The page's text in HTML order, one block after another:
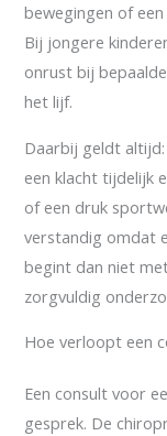
bewegingen of
Bij jongere
onrust bij
het lijf.
Daarbij geldt
een klacht tijdelijk
of een druk
verstandig omdat
begint dan niet
zorgvuldig
Hoe verloopt een
Een consult voor
gesprek. De